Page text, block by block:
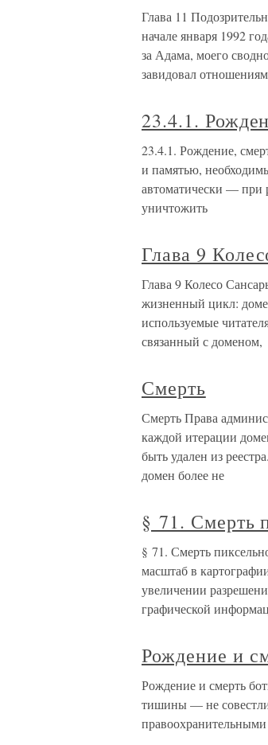
Глава 11
начале января 1992
за Адама, моего
завидовал
23.4.1.
23.4.1. Рождение,
и памятью,
автоматически — при
уничтожить
Глава 9
Глава 9 Колесо
жизненный цикл:
используемые
связанный с доменом,
Смерть
Смерть Права
каждой итерации
быть удален из
домен более не
§ 71. Смерть
§ 71. Смерть
масштаб в
увеличении
графической
Рождение и
Рождение и смерть
тишины — не